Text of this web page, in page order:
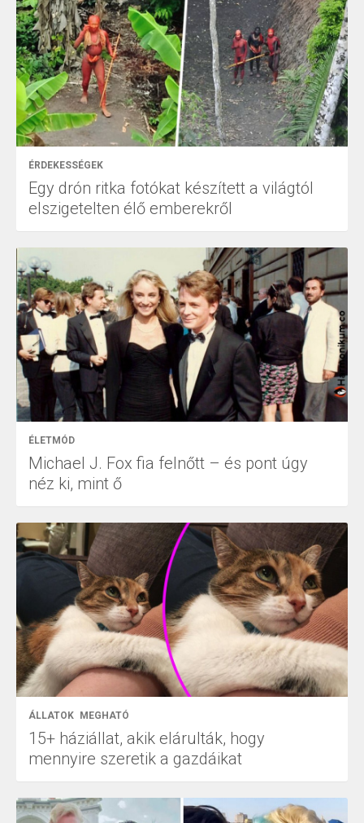
ÉRDEKESSÉGEK
Egy drón ritka fotókat készített a világtól
elszigetelten élő emberekről
ÉLETMÓD
Michael J. Fox fia felnőtt – és pont úgy
néz ki, mint ő
ÁLLATOK MEGHATÓ
15+ háziállat, akik elárulták, hogy
mennyire szeretik a gazdáikat